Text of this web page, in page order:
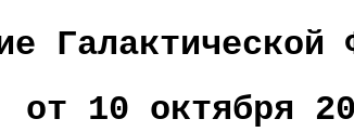
Галактической
от 10 октября